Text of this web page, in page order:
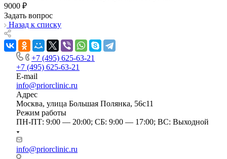
9000 ₽
Задать вопрос
Назад к списку
+7 (495) 625-63-21
+7 (495) 625-63-21
E-mail
info@priorclinic.ru
Адрес
Москва, улица Большая Полянка, 56с11
Режим работы
ПН-ПТ: 9:00 — 20:00; СБ: 9:00 — 17:00; ВС: Выходной
info@priorclinic.ru